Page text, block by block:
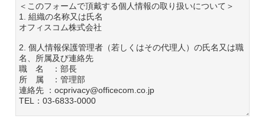
＜このフォームで頂戴する個人情報の取り扱いについて＞
1. 組織の名称又は氏名
オフィスコム株式会社
2. 個人情報保護管理者（若しくはその代理人）の氏名又は職
名、所属及び連絡先
職 名 ：部長
所 属 ：管理部
連絡先 ：ocprivacy@officecom.co.jp
TEL：03-6833-0000